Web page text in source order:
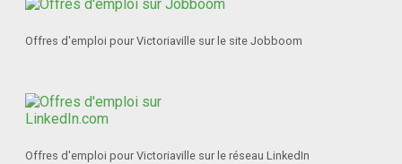
Offres d'emploi pour Victoriaville sur le site Jobboom
Offres d'emploi pour Victoriaville sur le réseau LinkedIn